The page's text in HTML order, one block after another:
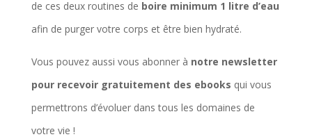
de ces deux routines de boire minimum 1 litre d’eau
afin de purger votre corps et être bien hydraté.
Vous pouvez aussi vous abonner à notre newsletter
pour recevoir gratuitement des ebooks qui vous
permettrons d’évoluer dans tous les domaines de
votre vie !